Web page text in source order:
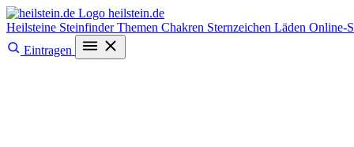
heilstein.de
Heilsteine SteinfinderThemen Chakren Sternzeichen Läden Online-
Eintragen